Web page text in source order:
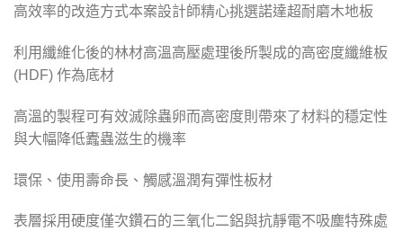
高效率的改造方式本案設計師精心挑選諾達超耐磨木地板
利用纖維化後的林材高溫高壓處理後所製成的高密度纖維板
(HDF) 作為底材
高溫的製程可有效滅除蟲卵而高密度則帶來了材料的穩定性
與大幅降低蠹蟲滋生的機率
環保、使用壽命長、觸感溫潤有彈性板材
表層採用硬度僅次鑽石的三氧化二鋁與抗靜電不吸塵特殊處